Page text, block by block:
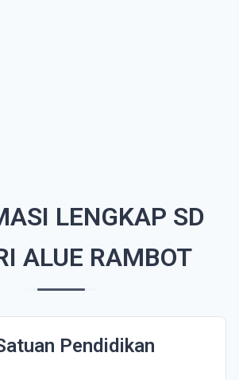
LENGKAP SD
ALUE RAMBOT
Pendidikan